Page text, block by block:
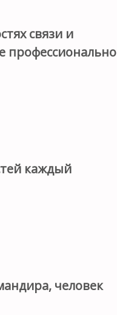
связи и
каждый
человек